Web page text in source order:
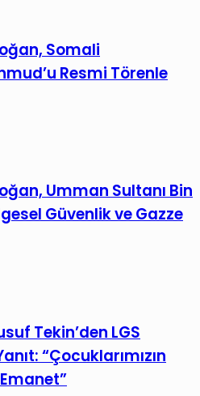
Somali
Resmi Törenle
Umman Sultanı Bin
Güvenlik ve Gazze
Tekin’den LGS
“Çocuklarımızın